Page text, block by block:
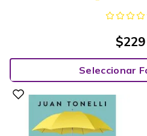
$229
Seleccionar